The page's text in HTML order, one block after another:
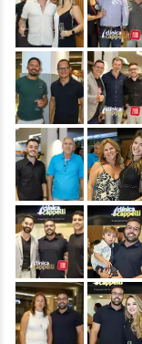
&nbsp; &nbsp;
&nbsp; &nbsp;
&nbsp; &nbsp;
&nbsp; &nbsp;